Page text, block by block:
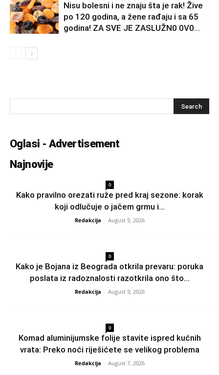
Nisu bolesni i ne znaju šta je rak! Žive
po 120 godina, a žene rađaju i sa 65
godina! ZA SVE JE ZASLUŽN0 0V0...
Oglasi - Advertisement
Najnovije
0
Kako pravilno orezati ruže pred kraj sezone: korak
koji odlučuje o jačem grmu i...
Redakcija - August 9, 2026
0
Kako je Bojana iz Beograda otkrila prevaru: poruka
poslata iz radoznalosti razotkrila ono što...
Redakcija - August 9, 2026
0
Komad aluminijumske folije stavite ispred kućnih
vrata: Preko noći riješićete se velikog problema
Redakcija - August 7, 2026